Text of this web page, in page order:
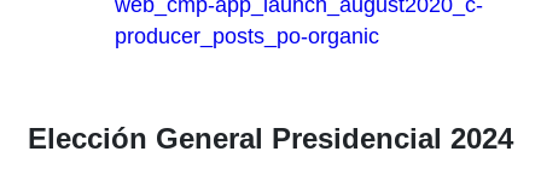
web_cmp-app_launch_august2020_c-
producer_posts_po-organic
Elección General Presidencial 2024